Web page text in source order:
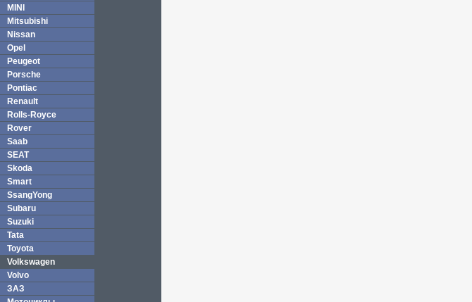
MINI
Mitsubishi
Nissan
Opel
Peugeot
Porsche
Pontiac
Renault
Rolls-Royce
Rover
Saab
SEAT
Skoda
Smart
SsangYong
Subaru
Suzuki
Tata
Toyota
Volkswagen
Volvo
ЗАЗ